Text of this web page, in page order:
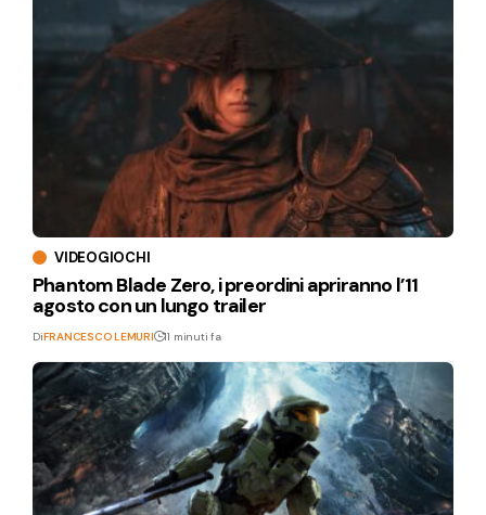
VIDEOGIOCHI
Phantom Blade Zero, i preordini apriranno l’11
agosto con un lungo trailer
DiFRANCESCO LEMURI 11 minuti fa